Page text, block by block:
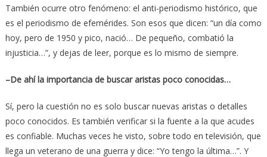
También ocurre otro fenómeno: el anti-periodismo histórico, que
es el periodismo de efemérides. Son esos que dicen: “un día como
hoy, pero de 1950 y pico, nació… De pequeño, combatió la
injusticia…”, y dejas de leer, porque es lo mismo de siempre.
–De ahí la importancia de buscar aristas poco conocidas…
Sí, pero la cuestión no es solo buscar nuevas aristas o detalles
poco conocidos. Es también verificar si la fuente a la que acudes
es confiable. Muchas veces he visto, sobre todo en televisión, que
llega un veterano de una guerra y dice: “Yo tengo la última…”. Y